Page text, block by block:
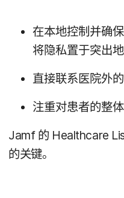
在​本​地​控制​并确
将​隐私置于​突出​
直接​联系​医院​外​
注重​对​患者​的​整
Jamf 的 Healthcare
的​关键。